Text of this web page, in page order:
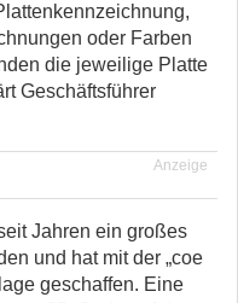
oder Farben
die jeweilige Platte
Geschäftsführer
Anzeige
Jahren ein großes
und hat mit der „coe
geschaffen. Eine